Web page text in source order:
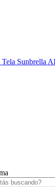
Tela Sunbrella